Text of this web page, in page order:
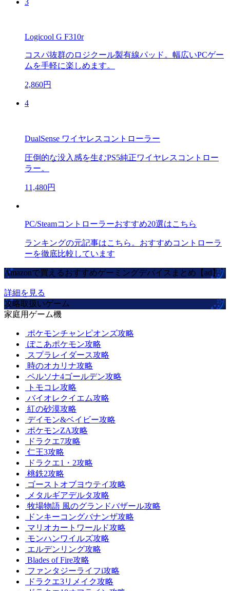
3
Logicool G F310r
コスパ抜群のロジクール製有線パッド。幅広いPCゲー
ムを手軽に楽しめます。
2,860円
4
DualSense ワイヤレスコントローラー
圧倒的な没入感を生むPS5純正ワイヤレスコントロー
ラー。
11,480円
PC/Steamコントローラーおすすめ20選はこちら
ランキングの元記事はこちら。おすすめコントローラ
ーを徹底比較しています
Amazonで買えるおすすめゲーミングデバイスまとめ【ad】
詳細を見る
攻略取扱いゲーム
家庭用ゲーム機
ポケモンチャンピオンズ攻略
ぽこあポケモン攻略
スプラレイダース攻略
時のオカリナ攻略
ペルソナ4ゴールデン攻略
トモコレ攻略
バイオレクイエム攻略
紅の砂漠攻略
デイモン&ベイビー攻略
ポケモンZA攻略
ドラクエ7攻略
仁王3攻略
ドラクエ1・2攻略
桃鉄2攻略
ゴーストオブヨウテイ攻略
メタルギアデルタ攻略
牧場物語 風のグランドバザール攻略
ドンキーコングバナンザ攻略
マリオカートワールド攻略
モンハンワイルズ攻略
エルデンリング攻略
Blades of Fire攻略
ファンタジーライフi攻略
ドラクエ3リメイク攻略